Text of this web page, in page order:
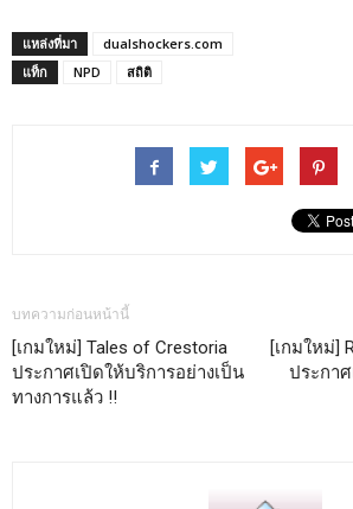
แหล่งที่มา
dualshockers.com
แท็ก
NPD สถิติ
บทความก่อนหน้านี้
[เกมใหม่] Tales of Crestoria
ประกาศเปิดให้บริการอย่างเป็น
ทางการแล้ว !!
[เกมใหม่]
ประกา